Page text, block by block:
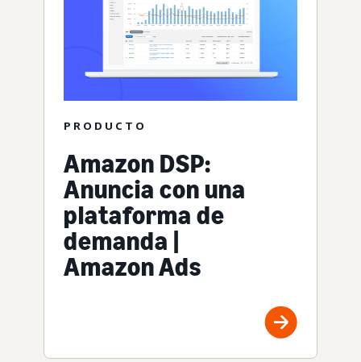
PRODUCTO
Amazon DSP:
Anuncia con una
plataforma de
demanda |
Amazon Ads